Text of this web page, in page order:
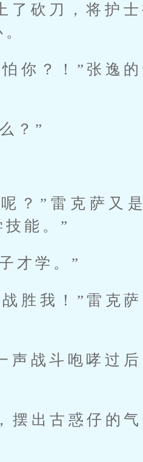
砍刀，将护士
你？！”张逸
？”
？”雷克萨又
能。”
才学。”
胜我！”雷克
声战斗咆哮过
摆出古惑仔的